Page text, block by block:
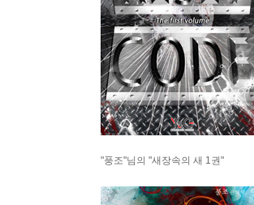
"풍조"님의 "새장속의 새 1권"